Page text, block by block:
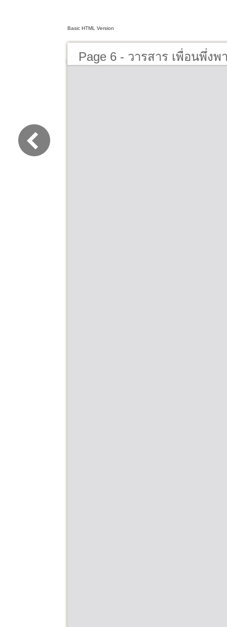
Basic HTML Version
Page 6 - วารสาร เพื่อนพึ่งพ